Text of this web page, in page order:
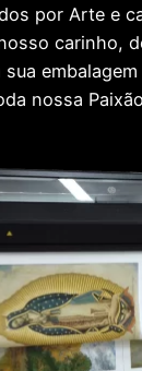
por Arte e
carinho,
nossa